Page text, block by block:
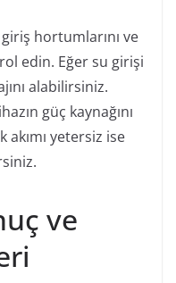
hortumlarını ve
edin. Eğer su girişi
alabilirsiniz.
güç kaynağını
yetersiz ise
ve